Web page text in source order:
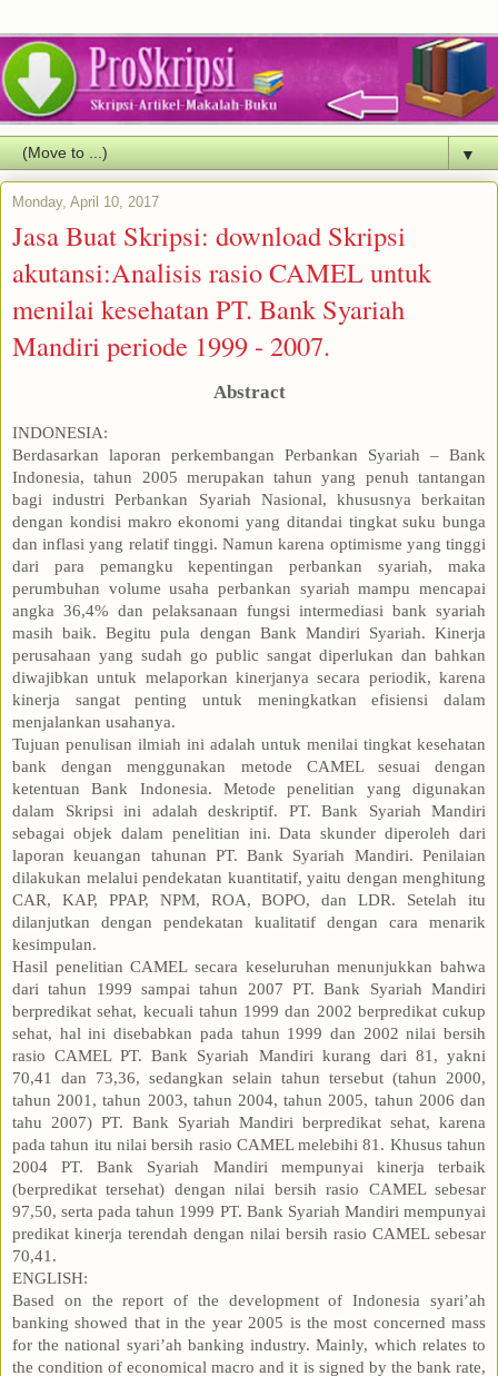
▼
Monday, April 10, 2017
Jasa Buat Skripsi: download Skripsi
akutansi:Analisis rasio CAMEL untuk
menilai kesehatan PT. Bank Syariah
Mandiri periode 1999 - 2007.
Abstract
INDONESIA:
Berdasarkan laporan perkembangan Perbankan Syariah – Bank
Indonesia, tahun 2005 merupakan tahun yang penuh tantangan
bagi industri Perbankan Syariah Nasional, khususnya berkaitan
dengan kondisi makro ekonomi yang ditandai tingkat suku bunga
dan inflasi yang relatif tinggi. Namun karena optimisme yang tinggi
dari para pemangku kepentingan perbankan syariah, maka
perumbuhan volume usaha perbankan syariah mampu mencapai
angka 36,4% dan pelaksanaan fungsi intermediasi bank syariah
masih baik. Begitu pula dengan Bank Mandiri Syariah. Kinerja
perusahaan yang sudah go public sangat diperlukan dan bahkan
diwajibkan untuk melaporkan kinerjanya secara periodik, karena
kinerja sangat penting untuk meningkatkan efisiensi dalam
menjalankan usahanya.
Tujuan penulisan ilmiah ini adalah untuk menilai tingkat kesehatan
bank dengan menggunakan metode CAMEL sesuai dengan
ketentuan Bank Indonesia. Metode penelitian yang digunakan
dalam Skripsi ini adalah deskriptif. PT. Bank Syariah Mandiri
sebagai objek dalam penelitian ini. Data skunder diperoleh dari
laporan keuangan tahunan PT. Bank Syariah Mandiri. Penilaian
dilakukan melalui pendekatan kuantitatif, yaitu dengan menghitung
CAR, KAP, PPAP, NPM, ROA, BOPO, dan LDR. Setelah itu
dilanjutkan dengan pendekatan kualitatif dengan cara menarik
kesimpulan.
Hasil penelitian CAMEL secara keseluruhan menunjukkan bahwa
dari tahun 1999 sampai tahun 2007 PT. Bank Syariah Mandiri
berpredikat sehat, kecuali tahun 1999 dan 2002 berpredikat cukup
sehat, hal ini disebabkan pada tahun 1999 dan 2002 nilai bersih
rasio CAMEL PT. Bank Syariah Mandiri kurang dari 81, yakni
70,41 dan 73,36, sedangkan selain tahun tersebut (tahun 2000,
tahun 2001, tahun 2003, tahun 2004, tahun 2005, tahun 2006 dan
tahu 2007) PT. Bank Syariah Mandiri berpredikat sehat, karena
pada tahun itu nilai bersih rasio CAMEL melebihi 81. Khusus tahun
2004 PT. Bank Syariah Mandiri mempunyai kinerja terbaik
(berpredikat tersehat) dengan nilai bersih rasio CAMEL sebesar
97,50, serta pada tahun 1999 PT. Bank Syariah Mandiri mempunyai
predikat kinerja terendah dengan nilai bersih rasio CAMEL sebesar
70,41.
ENGLISH:
Based on the report of the development of Indonesia syari’ah
banking showed that in the year 2005 is the most concerned mass
for the national syari’ah banking industry. Mainly, which relates to
the condition of economical macro and it is signed by the bank rate,